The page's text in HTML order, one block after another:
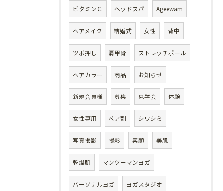
ビタミンＣ ヘッドスパ Ageewam
ヘアメイク 結婚式 女性 背中
ツボ押し 肩甲骨 ストレッチポール
ヘアカラー 商品 お知らせ
新規会員様 募集 見学会 体験
女性専用 ペア割 シワシミ
写真撮影 撮影 素顔 美肌
乾燥肌 マンツーマンヨガ
パーソナルヨガ ヨガスタジオ